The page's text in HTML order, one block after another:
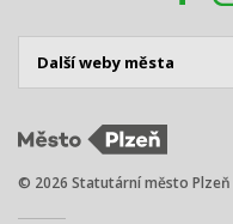
© 2026 Statutární město Plzeň